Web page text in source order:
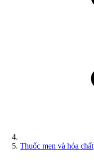
Thuốc men và hóa chất